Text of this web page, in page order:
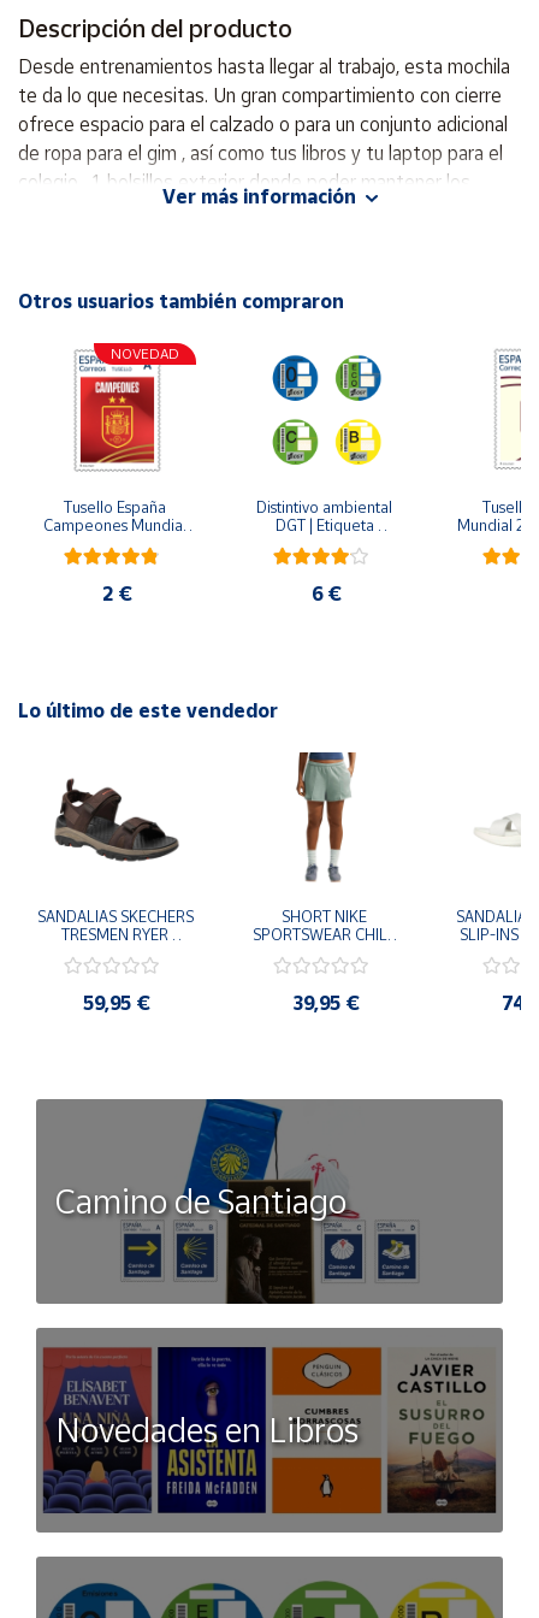
Cuenta
Área
cliente
y
Canarias,
Ceuta y
Descripción del producto
Desde entrenamientos hasta llegar al trabajo, esta mochila
te da lo que necesitas. Un gran compartimiento con cierre
ofrece espacio para el calzado o para un conjunto adicional
de ropa para el gim , así como tus libros y tu laptop para el
colegio . 1 bolsillos exterior donde poder mantener los
aparatos electrónicos y los accesorios imprescindibles
(fondo) cm . - Incluye 1 estuche para meter lápices o lo que
ajustables - respaldo ligeramente reforzado - Con
compartimento interior tipo bolsillo grande
Ver más información
Otros usuarios también compraron
NOVEDAD
Tusello España
Campeones Mundial
2026
2 €
Distintivo ambiental
DGT | Etiqueta
ambiental oficial
6 €
Tusello
Mundial
Lo último de este vendedor
SANDALIAS SKECHERS
TRESMEN RYER
205112-CHOC
COMODAS
59,95 €
SHORT NIKE
SPORTSWEAR CHILL
006 PANTALONES
39,95 €
SANDALIAS
SLIP-INS
Camino de Santiago
Novedades en Libros